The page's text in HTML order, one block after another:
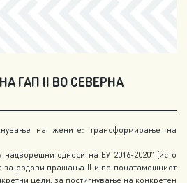
ГАП II ВО СЕВЕРНА
на жените: трансформирање на
односи на ЕУ 2016-2020” (исто
за родови прашања II и во понатамошниот
цели, за постигнување на конкретен